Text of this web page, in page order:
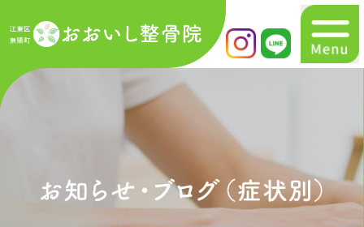
初めての方へ
マトリクスウェーブ
メニュー